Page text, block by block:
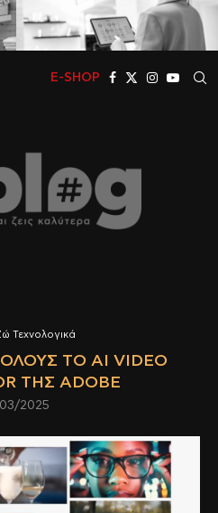
E-SHOP
Τεχνολογικά
ΤΟ AI VIDEO
ΤΗΣ ADOBE
2025